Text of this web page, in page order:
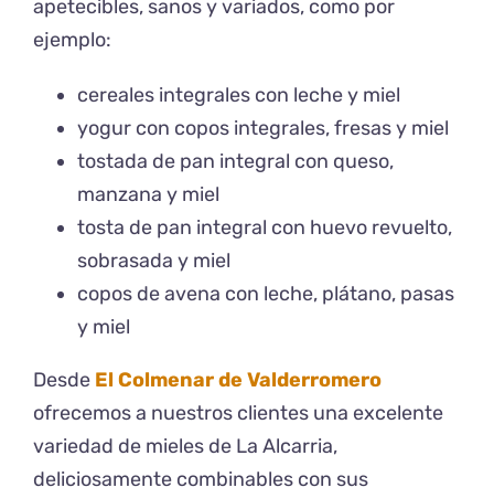
apetecibles, sanos y variados, como por
ejemplo:
cereales integrales con leche y miel
yogur con copos integrales, fresas y miel
tostada de pan integral con queso,
manzana y miel
tosta de pan integral con huevo revuelto,
sobrasada y miel
copos de avena con leche, plátano, pasas
y miel
Desde El Colmenar de Valderromero
ofrecemos a nuestros clientes una excelente
variedad de mieles de La Alcarria,
deliciosamente combinables con sus